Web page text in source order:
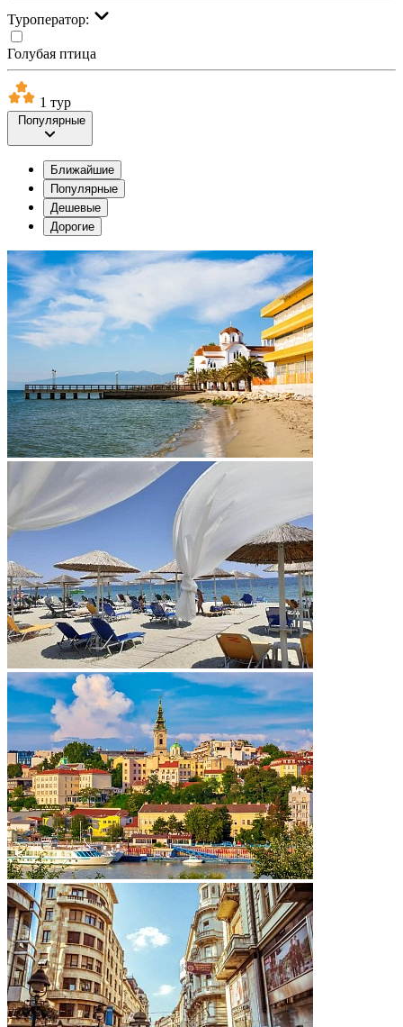
Туроператор:
Голубая птица
1 тур
Популярные
Ближайшие
Популярные
Дешевые
Дорогие